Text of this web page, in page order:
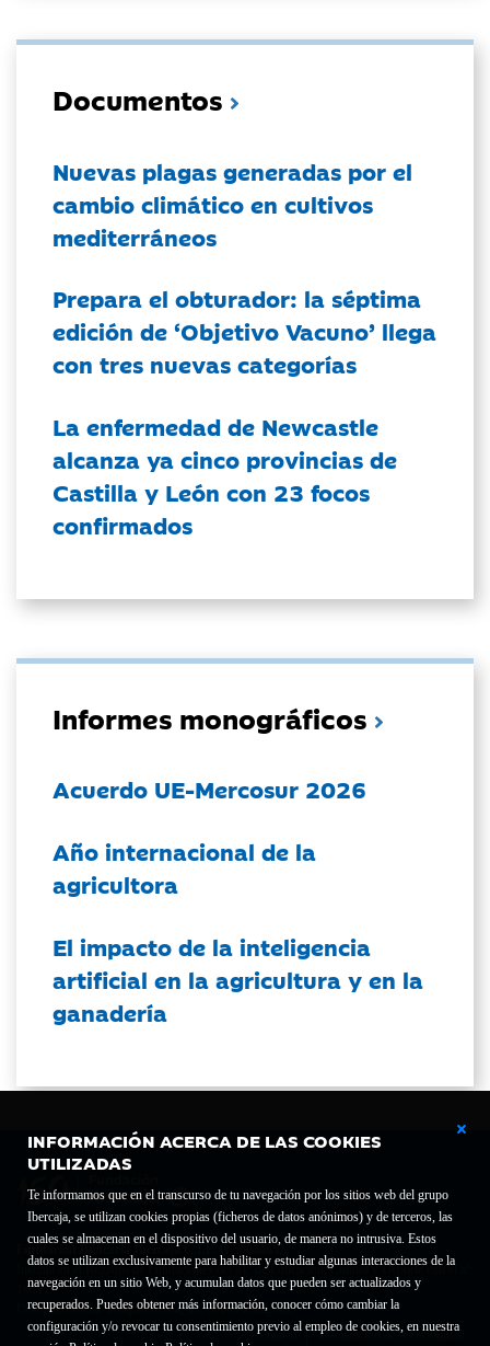
INFORMACIÓN ACERCA DE LAS COOKIES
UTILIZADAS
Te informamos que en el transcurso de tu navegación por los sitios web del grupo
Ibercaja, se utilizan cookies propias (ficheros de datos anónimos) y de terceros, las
cuales se almacenan en el dispositivo del usuario, de manera no intrusiva. Estos
datos se utilizan exclusivamente para habilitar y estudiar algunas interacciones de la
navegación en un sitio Web, y acumulan datos que pueden ser actualizados y
recuperados. Puedes obtener más información, conocer cómo cambiar la
configuración y/o revocar tu consentimiento previo al empleo de cookies, en nuestra
Documentos
Nuevas plagas generadas por el
cambio climático en cultivos
mediterráneos
Prepara el obturador: la séptima
edición de ‘Objetivo Vacuno’ llega
con tres nuevas categorías
La enfermedad de Newcastle
alcanza ya cinco provincias de
Castilla y León con 23 focos
confirmados
Informes monográficos
Acuerdo UE-Mercosur 2026
Año internacional de la
agricultora
El impacto de la inteligencia
artificial en la agricultura y en la
ganadería
Fundación Bancaria Ibercaja C.I.F. G-50000652.
Inscrita en el Registro de Fundaciones del Mº de Educación, Cultura y Deporte con el nº
1689.
Domicilio social: Joaquín Costa, 13. 50001 Zaragoza.
Contacto
Declaración de accesibilidad